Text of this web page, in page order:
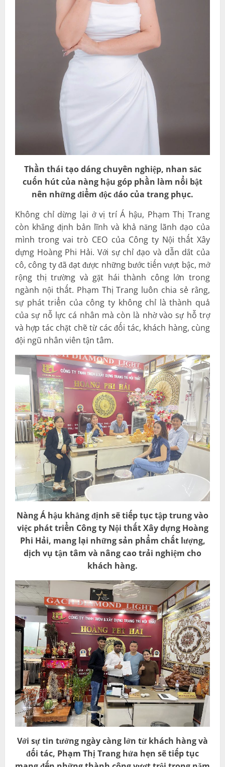
Thần thái tạo dáng chuyên nghiệp, nhan sắc
cuốn hút của nàng hậu góp phần làm nổi bật
nên những điểm độc đáo của trang phục.
Không chỉ dừng lại ở vị trí Á hậu, Phạm Thị Trang
còn khẳng định bản lĩnh và khả năng lãnh đạo của
mình trong vai trò CEO của Công ty Nội thất Xây
dựng Hoàng Phi Hải. Với sự chỉ đạo và dẫn dắt của
cô, công ty đã đạt được những bước tiến vượt bậc, mở
rộng thị trường và gặt hái thành công lớn trong
ngành nội thất. Phạm Thị Trang luôn chia sẻ rằng,
sự phát triển của công ty không chỉ là thành quả
của sự nỗ lực cá nhân mà còn là nhờ vào sự hỗ trợ
và hợp tác chặt chẽ từ các đối tác, khách hàng, cùng
đội ngũ nhân viên tận tâm.
Nàng Á hậu khẳng định sẽ tiếp tục tập trung vào
việc phát triển Công ty Nội thất Xây dựng Hoàng
Phi Hải, mang lại những sản phẩm chất lượng,
dịch vụ tận tâm và nâng cao trải nghiệm cho
khách hàng.
Với sự tin tưởng ngày càng lớn từ khách hàng và
đối tác, Phạm Thị Trang hứa hẹn sẽ tiếp tục